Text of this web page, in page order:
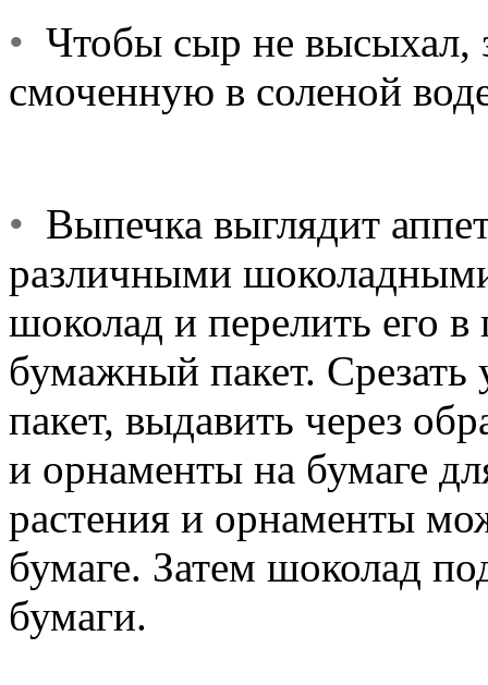
• Чтобы сыр не высыхал,
смоченную в соленой
• Выпечка выглядит
различными
шоколад и перелить его
бумажный пакет. Срезать
пакет, выдавить через
и орнаменты на бумаге
растения и орнаменты
бумаге. Затем шоколад
бумаги.